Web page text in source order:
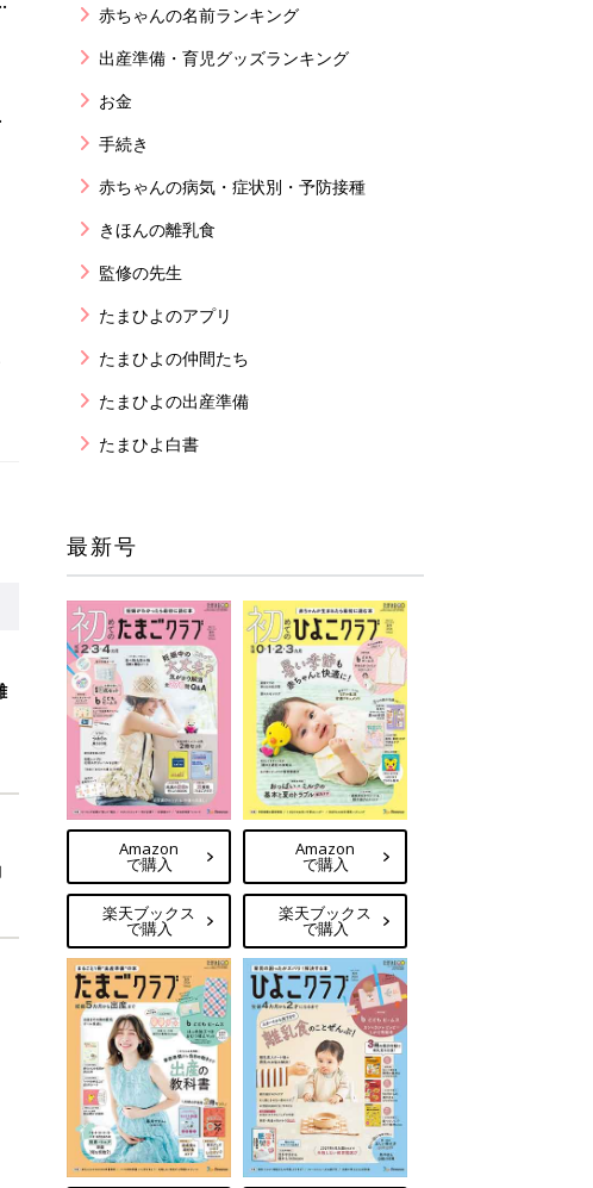
赤ちゃんの名前ランキング
出産準備・育児グッズランキング
お金
手続き
赤ちゃんの病気・症状別・予防接種
きほんの離乳食
監修の先生
たまひよのアプリ
たまひよの仲間たち
たまひよの出産準備
たまひよ白書
最新号
Amazon
で購入
楽天ブックス
で購入
Amazon
で購入
楽天ブックス
で購入